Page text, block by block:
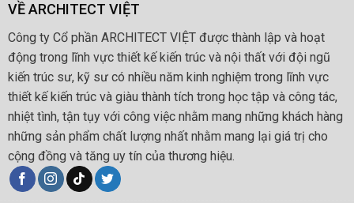
VỀ ARCHITECT VIỆT
Công ty Cổ phần ARCHITECT VIỆT được thành lập và hoạt
động trong lĩnh vực thiết kế kiến trúc và nội thất với đội ngũ
kiến trúc sư, kỹ sư có nhiều năm kinh nghiệm trong lĩnh vực
thiết kế kiến trúc và giàu thành tích trong học tập và công tác,
nhiệt tình, tận tụy với công việc nhằm mang những khách hàng
những sản phẩm chất lượng nhất nhằm mang lại giá trị cho
cộng đồng và tăng uy tín của thương hiệu.